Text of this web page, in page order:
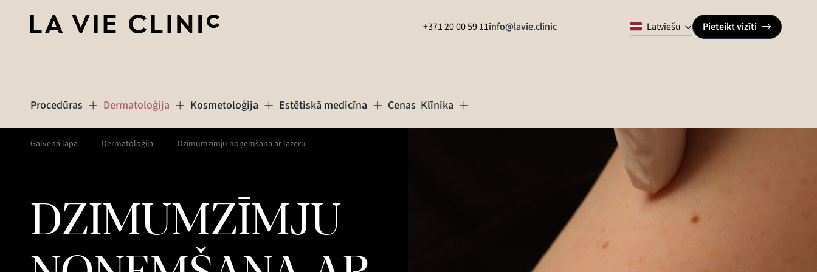
+371 20 00 59 11info@lavie.clinic Latviešu Pieteikt vizīti
Procedūras Dermatoloģija Kosmetoloģija Estētiskā medicīna Cenas Klīnika
Galvenā lapa Dermatoloģija Dzimumzīmju noņemšana ar lāzeru
DZIMUMZĪMJU